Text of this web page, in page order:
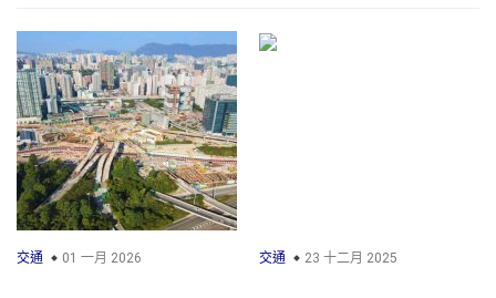
交通 01 一月 2026 交通 23 十二月 2025